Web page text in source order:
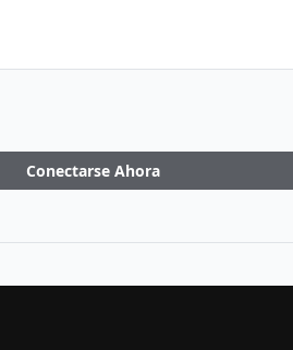
Conectarse Ahora